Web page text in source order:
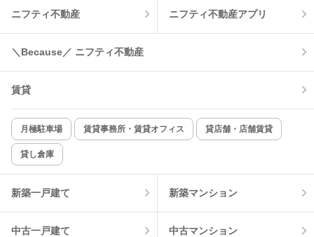
温水洗浄便座 オートロック
コンロ2口以上
新着のみ インターネット無料
該当件数:
8件
ニフティ不動産 ニフティ不動産アプリ
＼Because／ ニフティ不動産
賃貸
月極駐車場 賃貸事務所・賃貸オフィス 貸店舗・店舗賃貸
貸し倉庫
新築一戸建て 新築マンション
中古一戸建て 中古マンション